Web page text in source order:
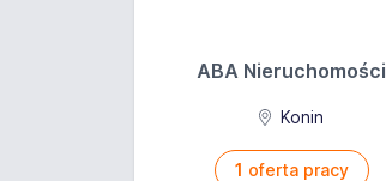
ABA Nieruchomości
Konin
1 oferta pracy